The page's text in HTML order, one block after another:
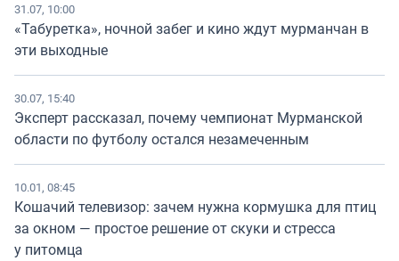
31.07, 10:00
«Табуретка», ночной забег и кино ждут мурманчан в
эти выходные
30.07, 15:40
Эксперт рассказал, почему чемпионат Мурманской
области по футболу остался незамеченным
10.01, 08:45
Кошачий телевизор: зачем нужна кормушка для птиц
за окном — простое решение от скуки и стресса
у питомца